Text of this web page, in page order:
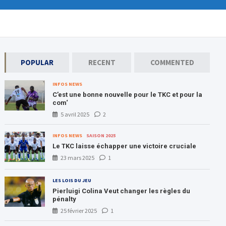
POPULAR RECENT COMMENTED
INFOS NEWS
C’est une bonne nouvelle pour le TKC et pour la
com‘
5 avril 2025
2
INFOS NEWS SAISON 2025
Le TKC laisse échapper une victoire cruciale
23 mars 2025
1
LES LOIS DU JEU
Pierluigi Colina Veut changer les règles du
pénalty
25 février 2025
1